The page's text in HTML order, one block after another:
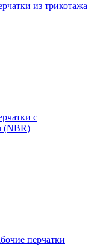
из трикотажа
с
(NBR)
перчатки